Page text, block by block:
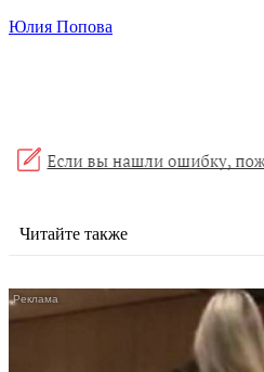
Юлия Попова
Читайте также